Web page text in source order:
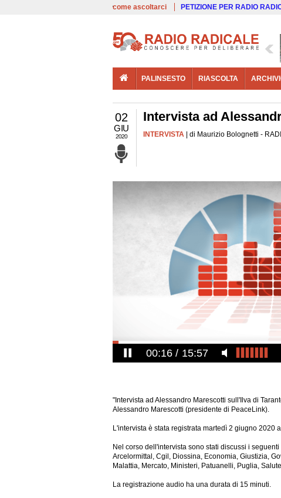
come ascoltarci PETIZIONE PER RADIO
PALINSESTO RIASCOLTA
02
GIU
2020
Intervista ad
INTERVISTA | di Maurizio Bolognetti -
00:17 15:57
"Intervista ad Alessandro Marescotti sull'Ilva di
Alessandro Marescotti (presidente di PeaceLink).
L'intervista è stata registrata martedì 2 giugno 2020
Nel corso dell'intervista sono stati discussi i
Arcelormittal, Cgil, Diossina, Economia, Giustizia,
Malattia, Mercato, Ministeri, Patuanelli, Puglia,
La registrazione audio ha una durata di 15 minuti.